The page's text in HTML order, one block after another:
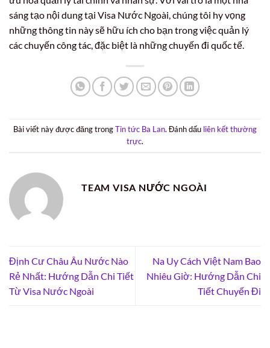
sáng tạo nội dung tại Visa Nước Ngoài, chúng tôi hy vọng
những thông tin này sẽ hữu ích cho bạn trong việc quản lý
các chuyến công tác, đặc biệt là những chuyến đi quốc tế.
Bài viết này được đăng trongTin tức Ba Lan. Đánh dấu liên kết thường
trực.
TEAM VISA NƯỚC NGOÀI
Định Cư Châu Âu Nước Nào
Rẻ Nhất: Hướng Dẫn Chi Tiết
Từ Visa Nước Ngoài
Na Uy Cách Việt Nam Bao
Nhiêu Giờ: Hướng Dẫn Chi
Tiết Chuyến Đi